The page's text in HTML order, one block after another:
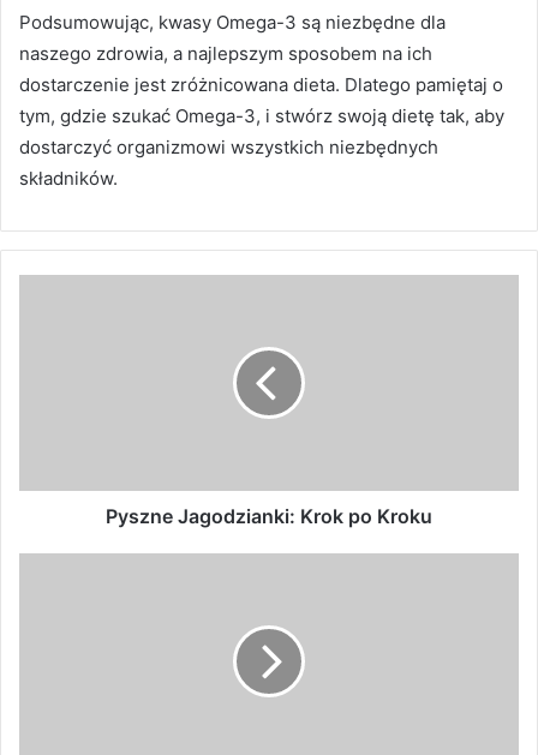
Podsumowując, kwasy Omega-3 są niezbędne dla
naszego zdrowia, a najlepszym sposobem na ich
dostarczenie jest zróżnicowana dieta. Dlatego pamiętaj o
tym, gdzie szukać Omega-3, i stwórz swoją dietę tak, aby
dostarczyć organizmowi wszystkich niezbędnych
składników.
Pyszne Jagodzianki: Krok po Kroku